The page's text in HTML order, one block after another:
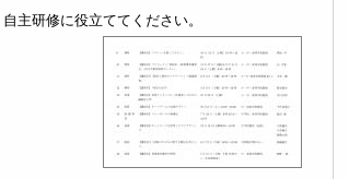
主研修に役立ててください。